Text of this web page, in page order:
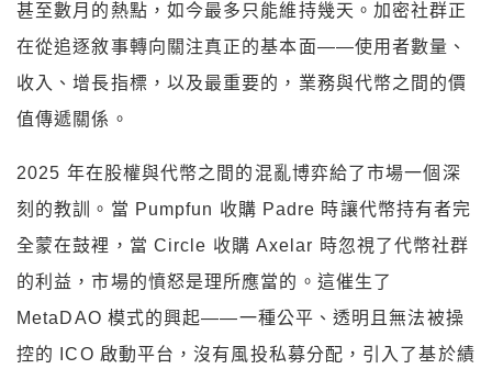
甚至數月的熱點，如今最多只能維持幾天。加密社群正
在從追逐敘事轉向關注真正的基本面——使用者數量、
收入、增長指標，以及最重要的，業務與代幣之間的價
值傳遞關係。
2025 年在股權與代幣之間的混亂博弈給了市場一個深
刻的教訓。當 Pumpfun 收購 Padre 時讓代幣持有者完
全蒙在鼓裡，當 Circle 收購 Axelar 時忽視了代幣社群
的利益，市場的憤怒是理所應當的。這催生了
MetaDAO 模式的興起——一種公平、透明且無法被操
控的 ICO 啟動平台，沒有風投私募分配，引入了基於績